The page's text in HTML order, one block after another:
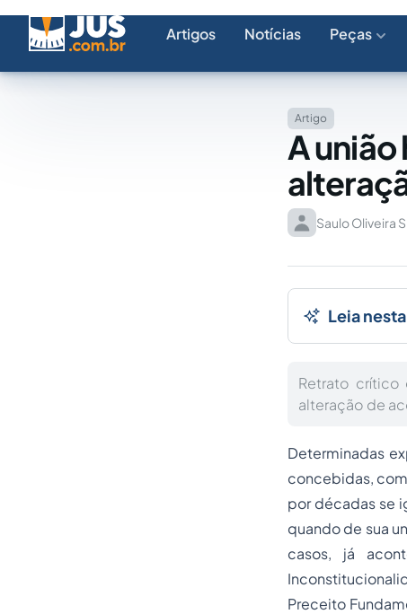
Artigos Notícias Peças
Artigo
A
Saulo Oliveira
Leia
Retrato crítico
alteração de
Determinadas
concebidas,
por décadas se
quando de sua
casos, já
Preceito